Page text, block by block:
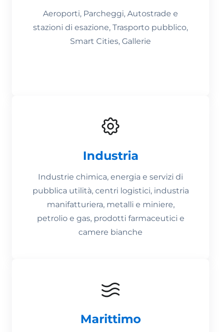
Aeroporti, Parcheggi, Autostrade e
stazioni di esazione, Trasporto pubblico,
Smart Cities, Gallerie
Industria
Industrie chimica, energia e servizi di
pubblica utilità, centri logistici, industria
manifatturiera, metalli e miniere,
petrolio e gas, prodotti farmaceutici e
camere bianche
Marittimo